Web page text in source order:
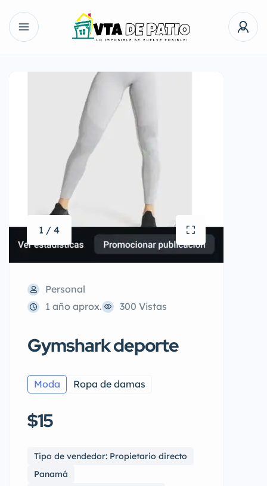
1 / 4
Personal
1 año aprox.
300 Vistas
Gymshark deporte
Moda Ropa de damas
$15
Tipo de vendedor: Propietario directo
Panamá